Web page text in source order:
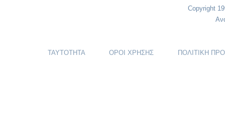
Copyright
ΤΑΥΤΟΤΗΤΑ ΟΡΟΙ ΧΡΗΣΗΣ ΠΟΛΙΤΙΚΗ